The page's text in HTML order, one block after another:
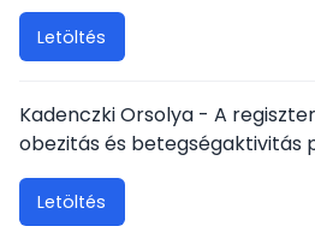
Letöltés
Kadenczki Orsolya - A
obezitás és betegségaktivitás
Letöltés